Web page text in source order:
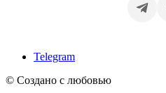
Telegram
© Создано с любовью